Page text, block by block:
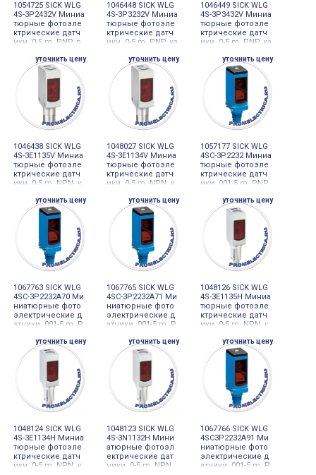
1054725 SICK WLG
4S-3P2432V Миниа
тюрные фотоэле
ктрические датч
ики, 0-5 m, PNP, р
1046448 SICK WLG
4S-3P3232V Миниа
тюрные фотоэле
ктрические датч
ики, 0-5 m, PNP, ка
M8, 4-pin, 150 mm,
PVC
1046449 SICK WLG
4S-3P3432V Миниа
тюрные фотоэле
ктрические датч
ики, 0-5 m, PNP, ка
M12, 4-pin, 150 m
m, PVC
уточнить цену
1046438 SICK WLG
4S-3E1135V Миниа
тюрные фотоэле
ктрические датч
ики, 0-5 m, NPN, к
ой 2 m, PVC
уточнить цену
1048027 SICK WLG
4S-3E1134V Миниа
тюрные фотоэле
ктрические датч
ики, 0-5 m, NPN, к
ой 2 m, PVC
уточнить цену
1057177 SICK WLG
4SC-3P2232 Миниа
тюрные фотоэле
ктрические датч
ики, 001-5 m, PNP,
уточнить цену
1067763 SICK WLG
4SC-3P2232A70 Ми
ниатюрные фото
электрические д
атчики, 001-5 m, P
уточнить цену
1067765 SICK WLG
4SC-3P2232A71 Ми
ниатюрные фото
электрические д
атчики, 001-5 m, P
уточнить цену
1048126 SICK WLG
4S-3E1135H Миниа
тюрные фотоэле
ктрические датч
ики, 0-5 m, NPN, к
ой 2 m, PVC
уточнить цену
1048124 SICK WLG
4S-3E1134H Миниа
тюрные фотоэле
ктрические датч
ики, 0-5 m, NPN, к
уточнить цену
1048123 SICK WLG
4S-3N1132H Мини
атюрные фотоэл
ектрические дат
чики, 0-5 m, NPN,
уточнить цену
1067766 SICK WLG
4SC3P2232A91 Ми
ниатюрные фото
электрические д
атчики, 001-5 m, P